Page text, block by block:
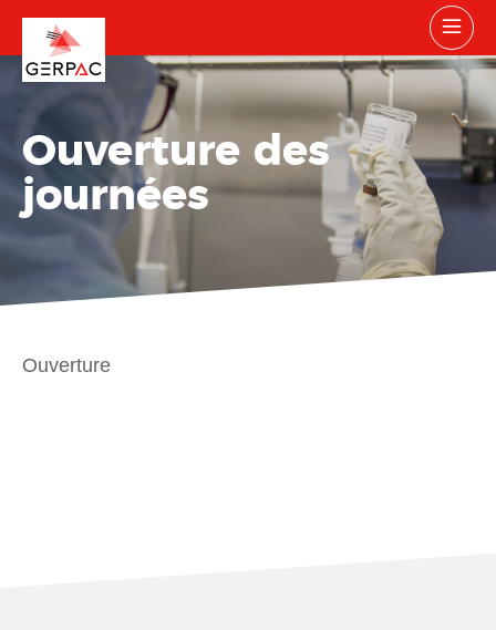
Ouverture des
journées
Ouverture